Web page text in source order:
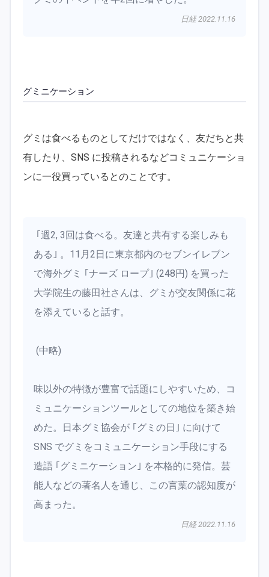
日経 2022.11.16
グミニケーション
グミは食べるものとしてだけではなく、友だちと共
有したり、SNS に投稿されるなどコミュニケーショ
ンに一役買っているとのことです。
｢週2, 3回は食べる。友達と共有する楽しみも
ある｣ 。11月2日に東京都内のセブンイレブン
で海外グミ ｢ナーズ ロープ｣ (248円) を買った
大学院生の藤田社さんは、グミが交友関係に花
を添えていると話す。
(中略)
味以外の特徴が豊富で話題にしやすいため、コ
ミュニケーションツールとしての地位を築き始
めた。日本グミ協会が ｢グミの日｣ に向けて
SNS でグミをコミュニケーション手段にする
造語 ｢グミニケーション｣ を本格的に発信。芸
能人などの著名人を通じ、この言葉の認知度が
高まった。
日経 2022.11.16